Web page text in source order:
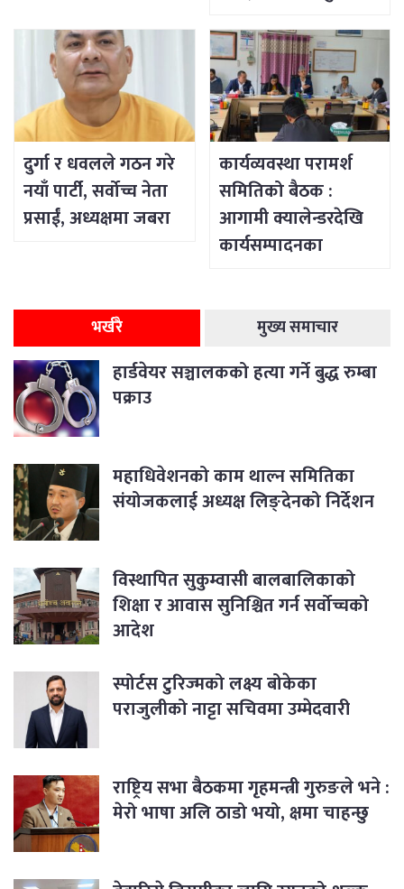
दुर्गा र धवलले गठन गरे
नयाँ पार्टी, सर्वोच्च नेता
प्रसाईं, अध्यक्षमा जबरा
कार्यव्यवस्था परामर्श
समितिको बैठक :
आगामी क्यालेन्डरदेखि
कार्यसम्पादनका
भर्खरै मुख्य समाचार
हार्डवेयर सञ्चालकको हत्या गर्ने बुद्ध रुम्बा
पक्राउ
महाधिवेशनको काम थाल्न समितिका
संयोजकलाई अध्यक्ष लिङ्देनको निर्देशन
विस्थापित सुकुम्वासी बालबालिकाको
शिक्षा र आवास सुनिश्चित गर्न सर्वोच्चको
आदेश
स्पोर्टस टुरिज्मको लक्ष्य बोकेका
पराजुलीको नाट्टा सचिवमा उम्मेदवारी
राष्ट्रिय सभा बैठकमा गृहमन्त्री गुरुङले भने :
मेरो भाषा अलि ठाडो भयो, क्षमा चाहन्छु